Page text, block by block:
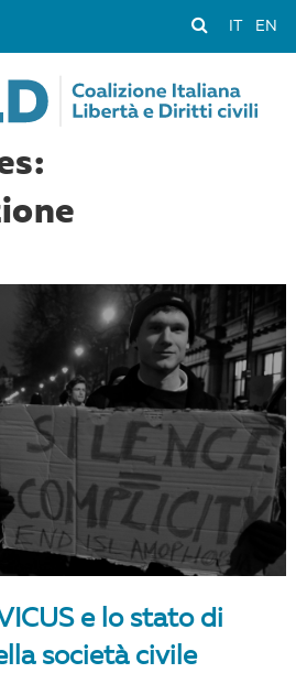
EN
e lo stato di
società civile